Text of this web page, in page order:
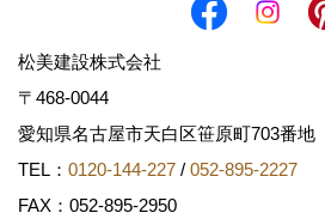
松美建設株式会社
〒468-0044
愛知県名古屋市天白区笹原町703番地
TEL： 0120-144-227 / 052-895-2227
FAX：052-895-2950